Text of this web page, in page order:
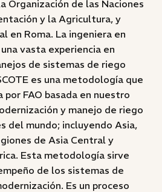
Organización de las Naciones
y la Agricultura, y
en Roma. La ingeniera en
vasta experiencia en
de sistemas de riego
es una metodología que
FAO basada en nuestro
y manejo de riego
del mundo; incluyendo Asia,
de Asia Central y
Esta metodología sirve
de los sistemas de
Es un proceso